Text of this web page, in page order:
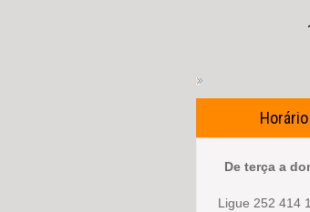
De terça a
Ligue 252 414